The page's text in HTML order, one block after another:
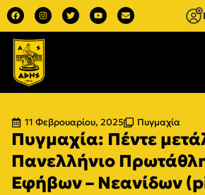
11 Φεβρουαρίου, 2025 Πυγμαχία
Πυγμαχία: Πέντε
Πανελλήνιο
Εφήβων – Νεανίδων